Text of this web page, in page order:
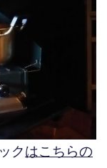
クはこちらの